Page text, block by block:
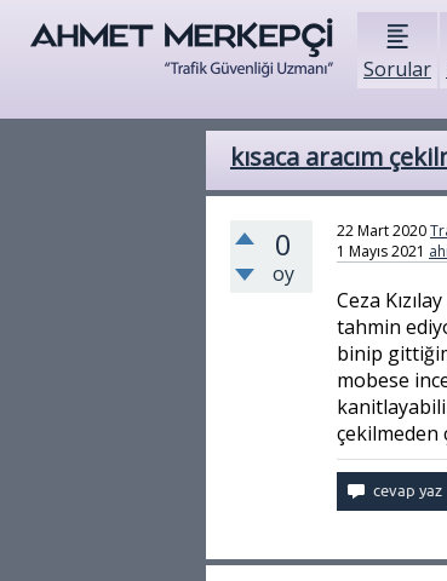
Sorular
kısaca aracım
0
oy
22 Mart 2020
1 Mayıs 2021
Ceza
tahmin
binip
mobese
çekilmeden